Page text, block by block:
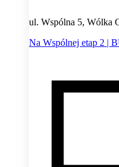
ul. Wspólna 5, Wólka
Na Wspólnej etap 2 |